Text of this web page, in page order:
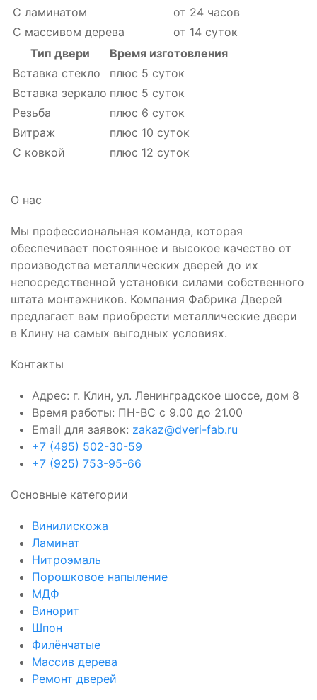
С ламинатом
от 24 часов
С массивом дерева
от 14 суток
Тип двери
Время изготовления
Вставка стекло
плюс 5 суток
Вставка зеркало плюс 5 суток
Резьба
плюс 6 суток
Витраж
плюс 10 суток
С ковкой
плюс 12 суток
О нас
Мы профессиональная команда, которая
обеспечивает постоянное и высокое качество от
производства металлических дверей до их
непосредственной установки силами собственного
штата монтажников. Компания Фабрика Дверей
предлагает вам приобрести металлические двери
в Клину на самых выгодных условиях.
Контакты
Адрес: г. Клин, ул. Ленинградское шоссе, дом 8
Время работы: ПН-ВС с 9.00 до 21.00
Email для заявок: zakaz@dveri-fab.ru
+7 (495) 502-30-59
+7 (925) 753-95-66
Основные категории
Винилискожа
Ламинат
Нитроэмаль
Порошковое напыление
МДФ
Винорит
Шпон
Филёнчатые
Массив дерева
Ремонт дверей